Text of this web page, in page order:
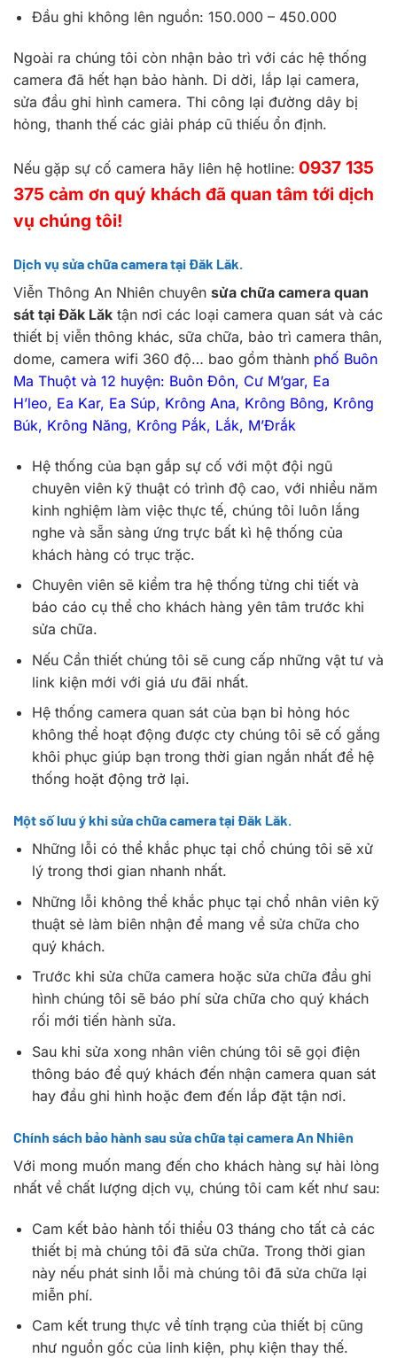
Đầu ghi không lên nguồn: 150.000 – 450.000
Ngoài ra chúng tôi còn nhận bảo trì với các hệ thống
camera đã hết hạn bảo hành. Di dời, lắp lại camera,
sửa đầu ghi hình camera. Thi công lại đường dây bị
hỏng, thanh thế các giải pháp cũ thiếu ổn định.
Nếu gặp sự cố camera hãy liên hệ hotline: 0937 135
375 cảm ơn quý khách đã quan tâm tới dịch
vụ chúng tôi!
Dịch vụ sửa chữa camera tại Đăk Lăk.
Viễn Thông An Nhiên chuyên sửa chữa camera quan
sát tại Đăk Lăk tận nơi các loại camera quan sát và các
thiết bị viễn thông khác, sữa chữa, bảo trì camera thân,
dome, camera wifi 360 độ… bao gồm thành phố Buôn
Ma Thuột và 12 huyện: Buôn Đôn, Cư M’gar, Ea
H’leo, Ea Kar, Ea Súp, Krông Ana, Krông Bông, Krông
Búk, Krông Năng, Krông Pắk, Lắk, M’Đrắk
Hệ thống của bạn gắp sự cố với một đội ngũ
chuyên viên kỹ thuật có trình độ cao, với nhiều năm
kinh nghiệm làm việc thực tế, chúng tôi luôn lắng
nghe và sẵn sàng ứng trực bất kì hệ thống của
khách hàng có trục trặc.
Chuyên viên sẽ kiểm tra hệ thống từng chi tiết và
báo cáo cụ thể cho khách hàng yên tâm trước khi
sửa chữa.
Nếu Cần thiết chúng tôi sẽ cung cấp những vật tư và
link kiện mới với giá ưu đãi nhất.
Hệ thống camera quan sát của bạn bỉ hỏng hóc
không thể hoạt động được cty chúng tôi sẽ cố gắng
khôi phục giúp bạn trong thời gian ngắn nhất để hệ
thống hoặt động trở lại.
Một số lưu ý khi sửa chữa camera tại Đăk Lăk.
Những lỗi có thể khắc phục tại chổ chúng tôi sẽ xử
lý trong thơi gian nhanh nhất.
Những lỗi không thể khắc phục tại chổ nhân viên kỹ
thuật sẻ làm biên nhận để mang về sửa chữa cho
quý khách.
Trước khi sửa chữa camera hoặc sửa chữa đầu ghi
hình chúng tôi sẽ báo phí sửa chữa cho quý khách
rối mới tiến hành sửa.
Sau khi sửa xong nhân viên chúng tôi sẽ gọi điện
thông báo để quý khách đến nhận camera quan sát
hay đầu ghi hình hoặc đem đến lắp đặt tận nơi.
Chính sách bảo hành sau sửa chữa tại camera An Nhiên
Với mong muốn mang đến cho khách hàng sự hài lòng
nhất về chất lượng dịch vụ, chúng tôi cam kết như sau:
Cam kết bảo hành tối thiểu 03 tháng cho tất cả các
thiết bị mà chúng tôi đã sửa chữa. Trong thời gian
này nếu phát sinh lỗi mà chúng tôi đã sửa chữa lại
miễn phí.
Cam kết trung thực về tính trạng của thiết bị cũng
như nguồn gốc của linh kiện, phụ kiện thay thế.